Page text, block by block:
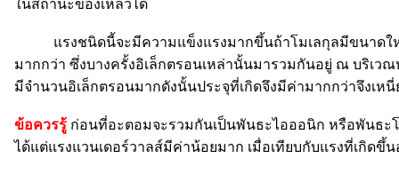
ในสถานะของเหลวได้
แรงชนิดนี้จะมีความแข็งแรงมากขึ้นถ้าโมเลกุลมีขนาด
มากกว่า ซึ่งบางครั้งอิเล็กตรอนเหล่านั้นมารวมกันอยู่ ณ บริเว
มีจำนวนอิเล็กตรอนมากดังนั้นประจุที่เกิดจึงมีค่ามากกว่าจึงเห
ข้อควรรู้ ก่อนที่อะตอมจะรวมกันเป็นพันธะไอออนิก หรือพันธะ
ได้แต่แรงแวนเดอร์วาลส์มีค่าน้อยมาก เมื่อเทียบกับแรงที่เกิดขึ้